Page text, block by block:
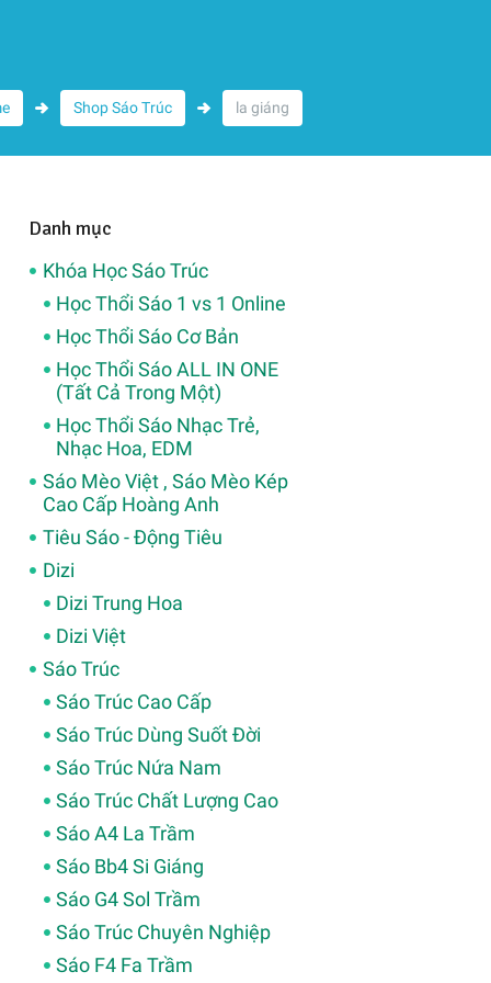
Shop Sáo Trúc la giáng
Danh mục
Khóa Học Sáo Trúc
Học Thổi Sáo 1 vs 1 Online
Học Thổi Sáo Cơ Bản
Học Thổi Sáo ALL IN ONE
(Tất Cả Trong Một)
Học Thổi Sáo Nhạc Trẻ,
Nhạc Hoa, EDM
Sáo Mèo Việt , Sáo Mèo Kép
Cao Cấp Hoàng Anh
Tiêu Sáo - Động Tiêu
Dizi
Dizi Trung Hoa
Dizi Việt
Sáo Trúc
Sáo Trúc Cao Cấp
Sáo Trúc Dùng Suốt Đời
Sáo Trúc Nứa Nam
Sáo Trúc Chất Lượng Cao
Sáo A4 La Trầm
Sáo Bb4 Si Giáng
Sáo G4 Sol Trầm
Sáo Trúc Chuyên Nghiệp
Sáo F4 Fa Trầm